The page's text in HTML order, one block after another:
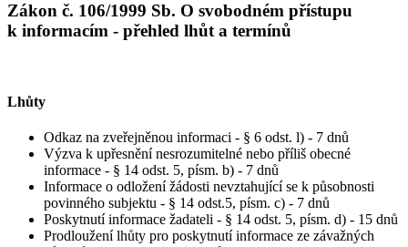
Zákon č. 106/1999 Sb. O svobodném přístupu
k informacím - přehled lhůt a termínů
Lhůty
Odkaz na zveřejněnou informaci - § 6 odst. l) - 7 dnů
Výzva k upřesnění nesrozumitelné nebo příliš obecné
informace - § 14 odst. 5, písm. b) - 7 dnů
Informace o odložení žádosti nevztahující se k působnosti
povinného subjektu - § 14 odst.5, písm. c) - 7 dnů
Poskytnutí informace žadateli - § 14 odst. 5, písm. d) - 15 dnů
Prodloužení lhůty pro poskytnutí informace ze závažných